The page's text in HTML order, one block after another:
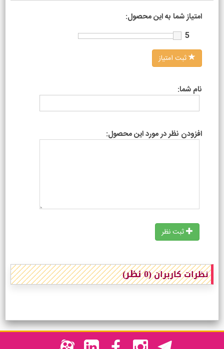
امتیاز شما به این محصول:
5
ثبت امتیاز
نام شما:
افزودن نظر در مورد این محصول:
ثبت نظر
نظرات کاربران(0 نظر)